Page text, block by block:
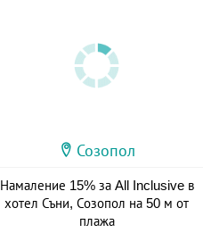
Созопол
Намаление 15% за All Inclusive в
хотел Съни, Созопол на 50 м от
плажа